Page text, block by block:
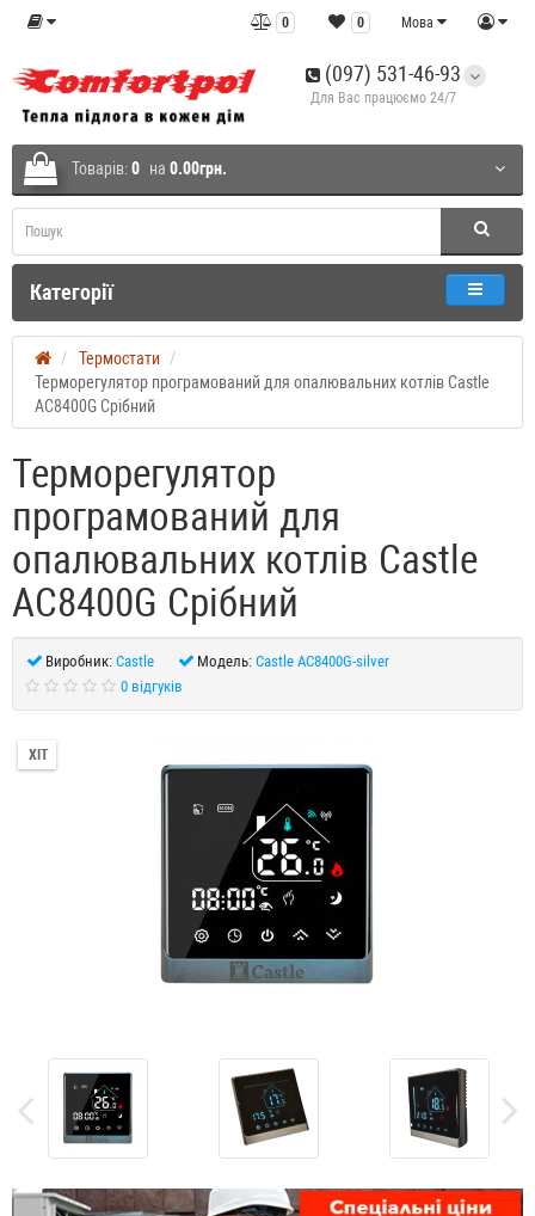
Мова
0
0
(097) 531-46-93
Для Вас працюємо 24/7
Товарів:0 на 0.00грн.
Категорії
Термостати
Терморегулятор програмований для опалювальних котлів Castle
АС8400G Срібний
Терморегулятор
програмований для
опалювальних котлів Castle
АС8400G Срібний
Виробник: Castle Модель: Castle АС8400G-silver
0 відгуків
ХІТ